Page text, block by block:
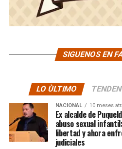
SIGUENOS EN
LO ÙLTIMO
NACIONAL 10 meses
Ex alcalde de
abuso sexual
libertad y ahora
judiciales